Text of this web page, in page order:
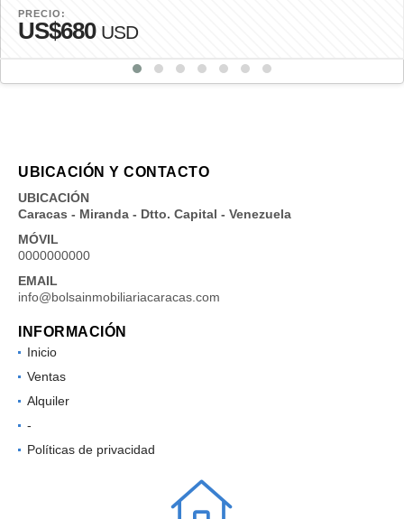
PRECIO:
US$680 USD
UBICACIÓN Y CONTACTO
UBICACIÓN
Caracas - Miranda - Dtto. Capital - Venezuela
MÓVIL
0000000000
EMAIL
info@bolsainmobiliariacaracas.com
INFORMACIÓN
Inicio
Ventas
Alquiler
-
Políticas de privacidad